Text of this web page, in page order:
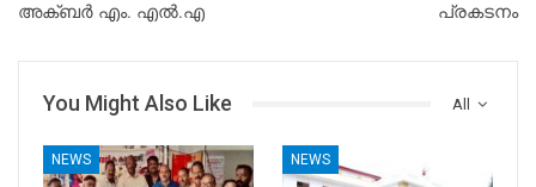
അക്ബർ എം. എൽ.എ
പ്രകടനം
All
You Might Also Like
NEWS NEWS